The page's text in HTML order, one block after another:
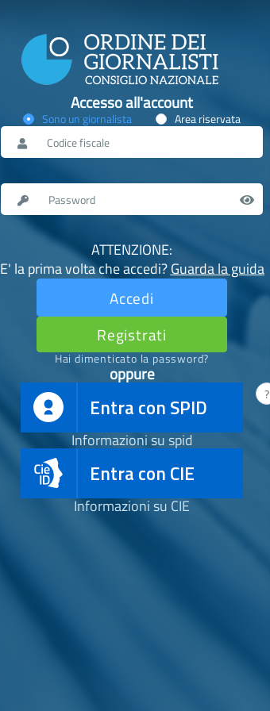
Accesso all'account
Sono un giornalista Area riservata
ATTENZIONE:
E' la prima volta che accedi?Guarda la guida
Accedi
Registrati
Hai dimenticato la password?
oppure
Entra con SPID ?
Informazioni su spid
Entra con CIE
Informazioni su CIE